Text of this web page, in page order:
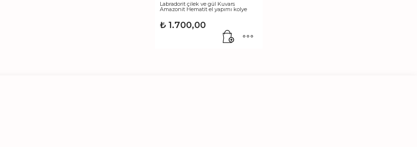
Labradorit çilek ve gül Kuvars
Amazonit Hematit el yapımı kolye
₺1.700,00